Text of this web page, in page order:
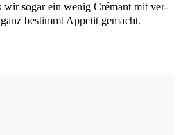
wir sogar ein wenig Cré­mant mit ver­
bestimmt Appe­tit gemacht.